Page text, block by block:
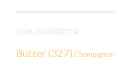
Butter (327) Champignon